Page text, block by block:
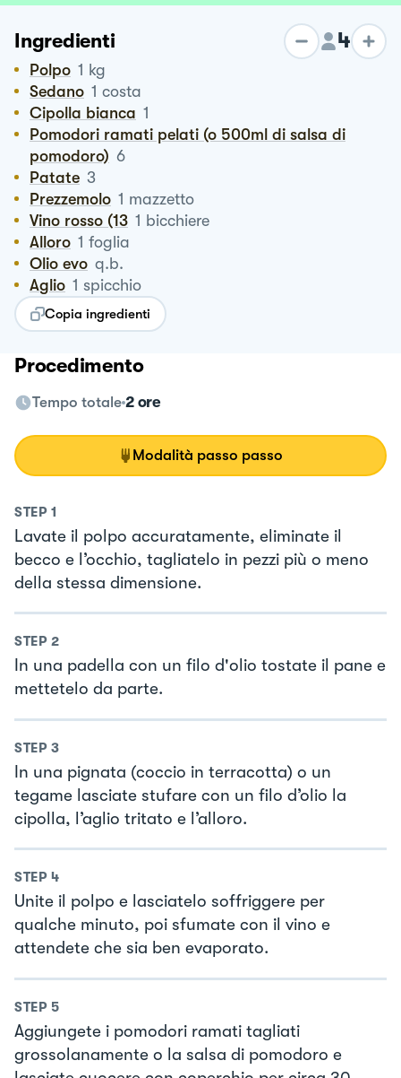
Ingredienti 4
Polpo 1 kg
Sedano 1 costa
Cipolla bianca 1
Pomodori ramati pelati (o 500ml di salsa di
pomodoro) 6
Patate 3
Prezzemolo 1 mazzetto
Vino rosso (13 1 bicchiere
Alloro 1 foglia
Olio evo q.b.
Aglio 1 spicchio
Copia ingredienti
Procedimento
Tempo totale 2 ore
Modalità passo passo
STEP 1
Lavate il polpo accuratamente, eliminate il
becco e l’occhio, tagliatelo in pezzi più o meno
della stessa dimensione.
STEP 2
In una padella con un filo d'olio tostate il pane e
mettetelo da parte.
STEP 3
In una pignata (coccio in terracotta) o un
tegame lasciate stufare con un filo d’olio la
cipolla, l’aglio tritato e l’alloro.
STEP 4
Unite il polpo e lasciatelo soffriggere per
qualche minuto, poi sfumate con il vino e
attendete che sia ben evaporato.
STEP 5
Aggiungete i pomodori ramati tagliati
grossolanamente o la salsa di pomodoro e